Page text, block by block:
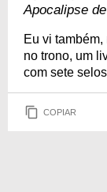
Apocalipse
Eu vi
no trono, um
com sete
COPIAR